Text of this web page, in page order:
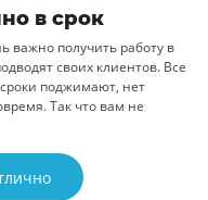
в срок
важно получить работу в
своих клиентов. Все
поджимают, нет
Так что вам не